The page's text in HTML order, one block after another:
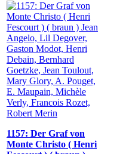
1157: Der Graf von
Monte Christo ( Henri